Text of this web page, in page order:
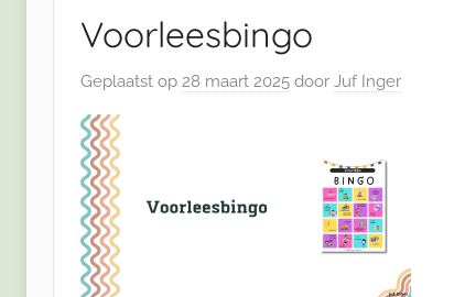
Voorleesbingo
Geplaatst op 28 maart 2025 door Juf Inger